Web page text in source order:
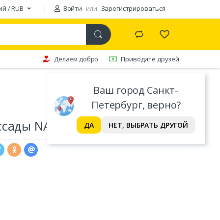
/ RUB Войти или Зарегистрироваться
Ваш город Санкт-
Петербург, верно?
ДА НЕТ, ВЫБРАТЬ ДРУГОЙ
Делаем добро Приводите друзей
NAT 13х5 см, 8 шт